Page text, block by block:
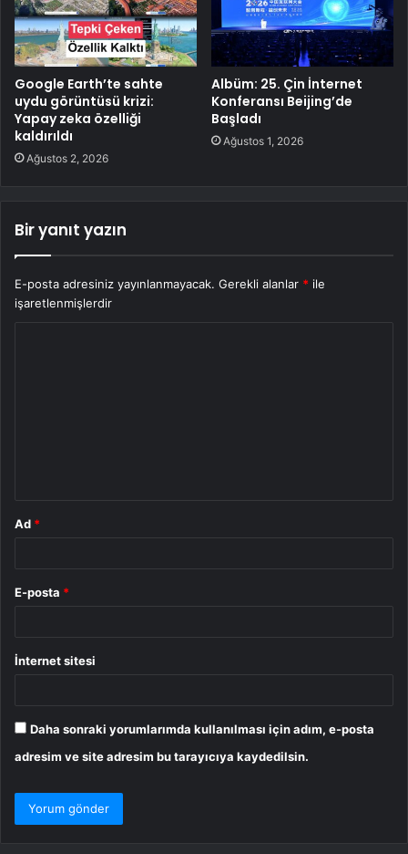
Google Earth’te sahte
uydu görüntüsü krizi:
Yapay zeka özelliği
kaldırıldı
Ağustos 2, 2026
Albüm: 25. Çin İnternet
Konferansı Beijing’de
Başladı
Ağustos 1, 2026
Bir yanıt yazın
E-posta adresiniz yayınlanmayacak. Gerekli alanlar * ile
işaretlenmişlerdir
Ad *
E-posta *
İnternet sitesi
Daha sonraki yorumlarımda kullanılması için adım, e-posta
adresim ve site adresim bu tarayıcıya kaydedilsin.